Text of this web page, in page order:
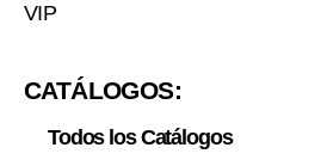
VIP
CATÁLOGOS:
Todos los Catálogos